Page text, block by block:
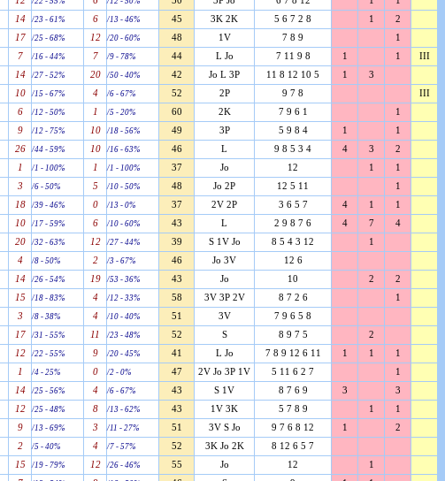
14 /23 - 61% 6 /13 - 46% 45 3K 2K 5 6 7 2 8 1 2
17 /25 - 68% 12 /20 - 60% 48 1V 7 8 9 1
7 /16 - 44% 7 /9 - 78% 44 L Jo 7 11 9 8 1 1 III
14 /27 - 52% 20 /50 - 40% 42 Jo L 3P 11 8 12 10 5 1 3
10 /15 - 67% 4 /6 - 67% 52 2P 9 7 8 III
6 /12 - 50% 1 /5 - 20% 60 2K 7 9 6 1 1
9 /12 - 75% 10 /18 - 56% 49 3P 5 9 8 4 1 1
26 /44 - 59% 10 /16 - 63% 46 L 9 8 5 3 4 4 3 2
1 /1 - 100% 1 /1 - 100% 37 Jo 12 1 1
3 /6 - 50% 5 /10 - 50% 48 Jo 2P 12 5 11 1
18 /39 - 46% 0 /13 - 0% 37 2V 2P 3 6 5 7 4 1 1
10 /17 - 59% 6 /10 - 60% 43 L 2 9 8 7 6 4 7 4
20 /32 - 63% 12 /27 - 44% 39 S 1V Jo 8 5 4 3 12 1
4 /8 - 50% 2 /3 - 67% 46 Jo 3V 12 6
14 /26 - 54% 19 /53 - 36% 43 Jo 10 2 2
15 /18 - 83% 4 /12 - 33% 58 3V 3P 2V 8 7 2 6 1
3 /8 - 38% 4 /10 - 40% 51 3V 7 9 6 5 8
17 /31 - 55% 11 /23 - 48% 52 S 8 9 7 5 2
12 /22 - 55% 9 /20 - 45% 41 L Jo 7 8 9 12 6 11 1 1 1
1 /4 - 25% 0 /2 - 0% 47 2V Jo 3P 1V 5 11 6 2 7 1
14 /25 - 56% 4 /6 - 67% 43 S 1V 8 7 6 9 3 3
12 /25 - 48% 8 /13 - 62% 43 1V 3K 5 7 8 9 1 1
9 /13 - 69% 3 /11 - 27% 51 3V S Jo 9 7 6 8 12 1 2
2 /5 - 40% 4 /7 - 57% 52 3K Jo 2K 8 12 6 5 7
15 /19 - 79% 12 /26 - 46% 55 Jo 12 1